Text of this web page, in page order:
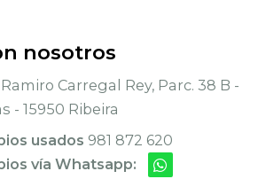
nosotros
Carregal Rey, Parc. 38 B -
- 15950 Ribeira
usados 981 872 620
vía Whatsapp: